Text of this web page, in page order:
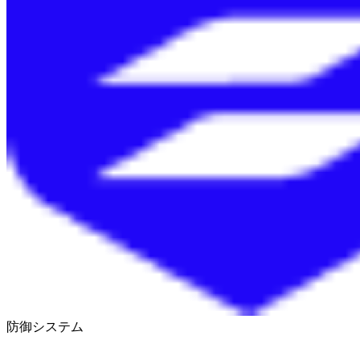
防御システム